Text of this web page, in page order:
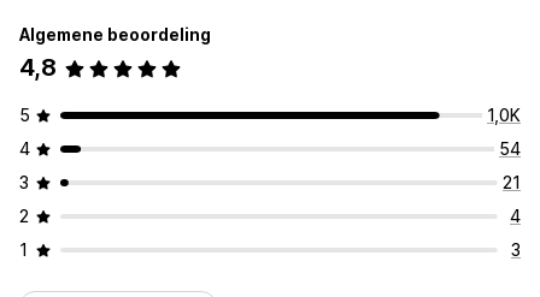
Algemene beoordeling
4,8
5
1,0K
4
54
3
21
2
4
1
3